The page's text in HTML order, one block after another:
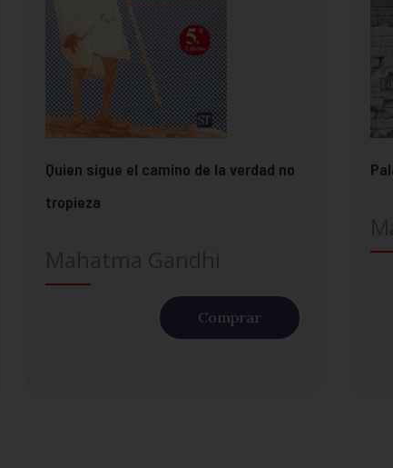
Quien sigue el camino de la verdad no
tropieza
Comprar